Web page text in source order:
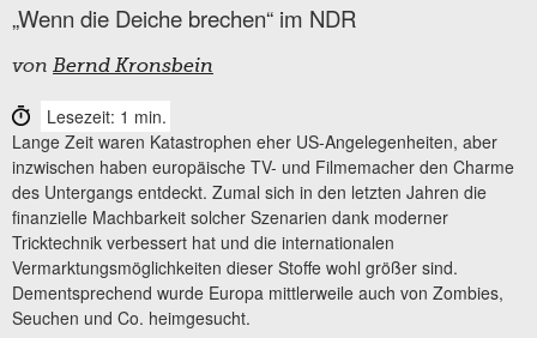
„Wenn die Deiche brechen“ im NDR
von Bernd Kronsbein
Lesezeit: 1 min.
Lange Zeit waren Katastrophen eher US-Angelegenheiten, aber
inzwischen haben europäische TV- und Filmemacher den Charme
des Untergangs entdeckt. Zumal sich in den letzten Jahren die
finanzielle Machbarkeit solcher Szenarien dank moderner
Tricktechnik verbessert hat und die internationalen
Vermarktungsmöglichkeiten dieser Stoffe wohl größer sind.
Dementsprechend wurde Europa mittlerweile auch von Zombies,
Seuchen und Co. heimgesucht.